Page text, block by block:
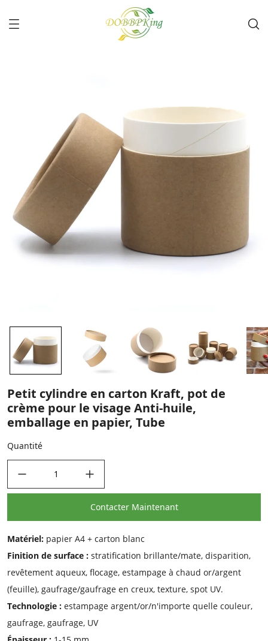
Petit cylindre en carton Kraft, pot de
crème pour le visage Anti-huile,
emballage en papier, Tube
Quantité
Contacter Maintenant
Matériel: papier A4 + carton blanc
Finition de surface : stratification brillante/mate, disparition,
revêtement aqueux, flocage, estampage à chaud or/argent
(feuille), gaufrage/gaufrage en creux, texture, spot UV.
Technologie : estampage argent/or/n'importe quelle couleur,
gaufrage, gaufrage, UV